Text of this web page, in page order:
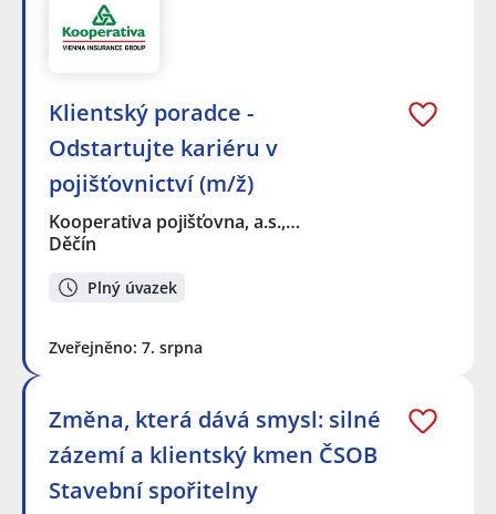
Klientský poradce -
Odstartujte kariéru v
pojišťovnictví (m/ž)
Kooperativa pojišťovna, a.s.,…
Děčín
Plný úvazek
Zveřejněno: 7. srpna
Změna, která dává smysl: silné
zázemí a klientský kmen ČSOB
Stavební spořitelny